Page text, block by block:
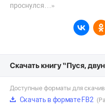
проснулся…»
Скачать книгу “Пуся,
Доступные форматы для
Скачать в формате FB2